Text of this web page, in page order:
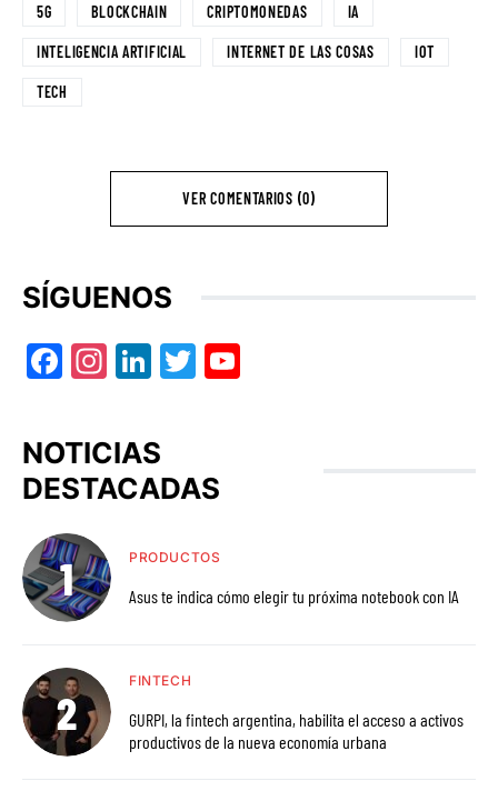
5G BLOCKCHAIN CRIPTOMONEDAS IA
INTELIGENCIA ARTIFICIAL INTERNET DE LAS COSAS IOT
TECH
VER COMENTARIOS (0)
SÍGUENOS
Facebook
Instagram
LinkedIn
Twitter
NOTICIAS
DESTACADAS
PRODUCTOS
Asus te indica cómo elegir tu próxima notebook con IA
FINTECH
GURPI, la fintech argentina, habilita el acceso a activos
productivos de la nueva economía urbana